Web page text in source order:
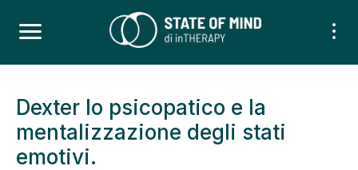
Dexter lo psicopatico e la
mentalizzazione degli stati
emotivi.